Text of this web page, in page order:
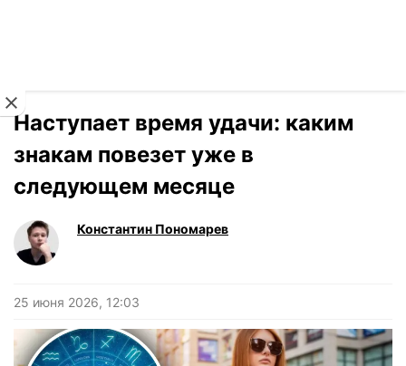
Наступает время удачи: каким
знакам повезет уже в
следующем месяце
Константин Пономарев
25 июня 2026, 12:03